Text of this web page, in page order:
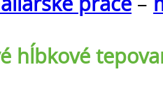
práce –
hĺbkové